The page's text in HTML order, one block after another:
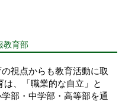
教育部
視点からも教育活動に取
は、「職業的な自立」と
部・中学部・高等部を通